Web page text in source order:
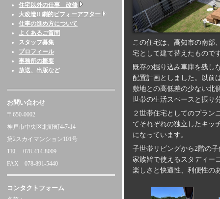
住宅以外の仕事 改修
大改造!! 劇的ビフォーアフター
仕事の進め方について
よくあるご質問
スタッフ募集
プロフィール
事務所の概要
放送、出版など
お問い合わせ
〒650-0002
神戸市中央区北野町4-7-14
第2スカイマンション101号
TEL 078-414-8009
FAX 078-891-5440
コンタクトフォーム
この住宅は、高知市の南部
宅として建て替えたもので
既存の掘り込み車庫を残し
配置計画としました。以前
敷地との高低差の少ない北
世帯の生活スペースと振り
２世帯住宅としてのプラン
てそれぞれの独立したキッ
になっています。
子世帯リビングから2階の
家族皆で使えるスタディー
楽しさと快適性、利便性の